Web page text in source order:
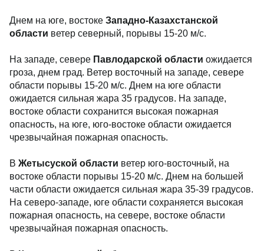
Днем на юге, востоке Западно-Казахстанской
области ветер северный, порывы 15-20 м/с.
На западе, севере Павлодарской области ожидается
гроза, днем град. Ветер восточный на западе, севере
области порывы 15-20 м/с. Днем на юге области
ожидается сильная жара 35 градусов. На западе,
востоке области сохранится высокая пожарная
опасность, на юге, юго-востоке области ожидается
чрезвычайная пожарная опасность.
В Жетысуской области ветер юго-восточный, на
востоке области порывы 15-20 м/с. Днем на большей
части области ожидается сильная жара 35-39 градусов.
На северо-западе, юге области сохраняется высокая
пожарная опасность, на севере, востоке области
чрезвычайная пожарная опасность.